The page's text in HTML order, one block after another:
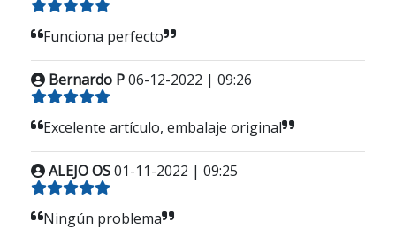
Funciona perfecto
Bernardo P06-12-2022 | 09:26
Excelente artículo, embalaje original
ALEJO OS01-11-2022 | 09:25
Ningún problema